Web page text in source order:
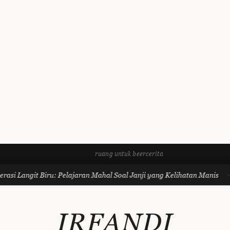
ruang untuk beercerita
Langit Biru: Pelajaran Mahal Soal Janji yang Kelihatan Manis
IRFANDI